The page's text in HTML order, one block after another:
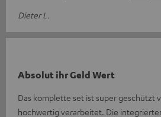
Dieter L.
Absolut ihr Geld Wert
Das komplette set ist super geschützt
hochwertig verarbeitet. Die